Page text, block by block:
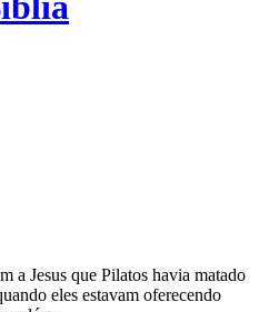
a Jesus que Pilatos havia matado
eles estavam oferecendo